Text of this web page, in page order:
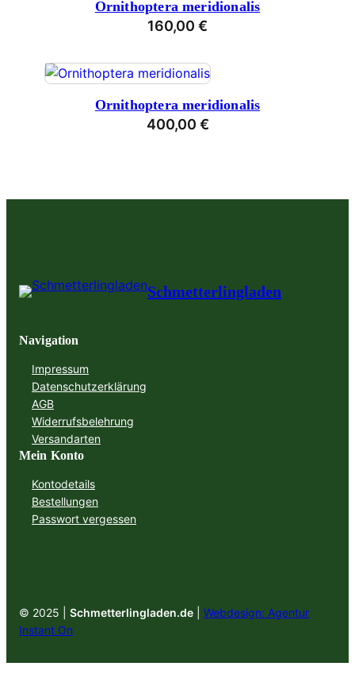
Ornithoptera meridionalis
160,00 €
Ornithoptera meridionalis
400,00 €
Schmetterlingladen
Navigation
Impressum
Datenschutzerklärung
AGB
Widerrufsbelehrung
Versandarten
Mein Konto
Kontodetails
Bestellungen
Passwort vergessen
© 2025 | Schmetterlingladen.de
Webdesign: Agentur
Instant On